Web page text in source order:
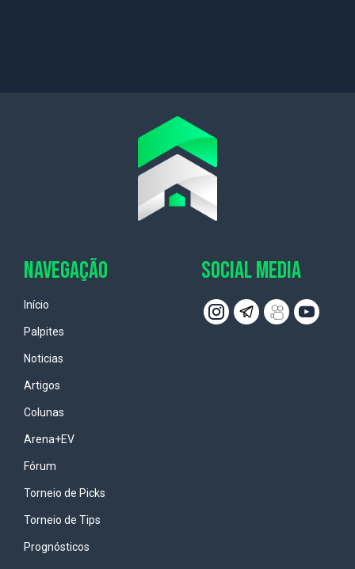
NAVEGAÇÃO
Início
Palpites
Noticias
Artigos
Colunas
Arena+EV
Fórum
Torneio de Picks
Torneio de Tips
Prognósticos
SOCIAL MEDIA